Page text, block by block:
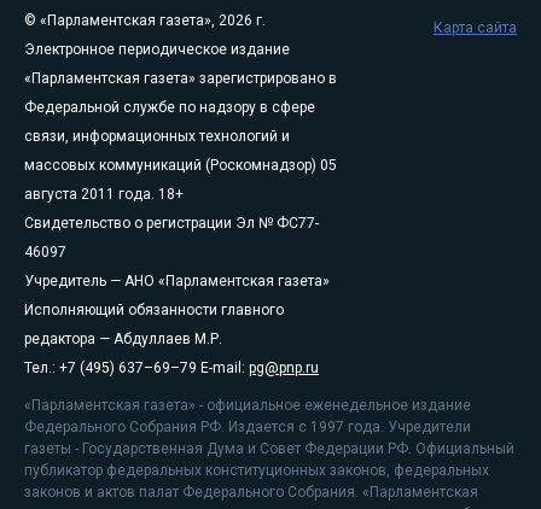
© «Парламентская газета», 2026 г.
Электронное периодическое издание
«Парламентская газета» зарегистрировано в
Федеральной службе по надзору в сфере
связи, информационных технологий и
массовых коммуникаций (Роскомнадзор) 05
августа 2011 года. 18+
Свидетельство о регистрации Эл № ФС77-
46097
Учредитель — АНО «Парламентская газета»
Исполняющий обязанности главного
редактора — Абдуллаев М.Р.
Тел.: +7 (495) 637–69–79 E-mail: pg@pnp.ru
«Парламентская газета» - официальное еженедельное издание
Федерального Собрания РФ. Издается с 1997 года. Учредители
газеты - Государственная Дума и Совет Федерации РФ. Официальный
публикатор федеральных конституционных законов, федеральных
законов и актов палат Федерального Собрания. «Парламентская
Карта сайта